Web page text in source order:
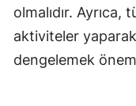
olmalıdır.
aktiviteler yaparak
dengelemek